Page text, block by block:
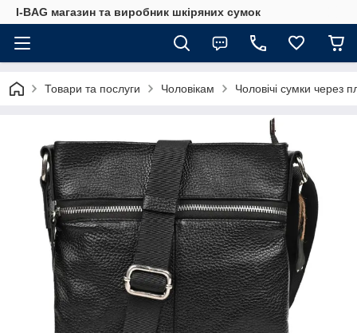
I-BAG магазин та виробник шкіряних сумок
Товари та послуги Чоловікам Чоловічі сумки через